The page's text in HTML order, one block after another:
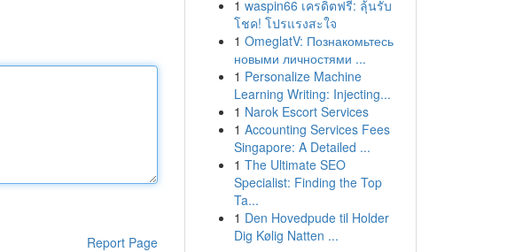
Report Page
1 waspin66 เครดิตฟรี: ลุ้นรับ
โชค! โปรแรงสะใจ
1 OmeglatV: Познакомьтесь
новыми личностями ...
1 Personalize Machine
Learning Writing: Injecting...
1 Narok Escort Services
1 Accounting Services Fees
Singapore: A Detailed ...
1 The Ultimate SEO
Specialist: Finding the Top
Ta...
1 Den Hovedpude til Holder
Dig Kølig Natten ...